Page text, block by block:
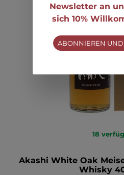
Newsletter an
sich 10%
ABONNIEREN UND
18
Akashi White Oak
Whisky